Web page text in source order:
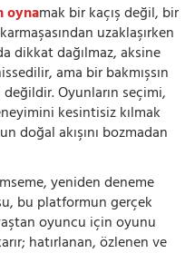
oynamak bir kaçış değil, bir
uzaklaşırken
dikkat dağılmaz, aksine
ama bir bakmışsın
Oyunların seçimi,
kesintisiz kılmak
doğal akışını bozmadan
yeniden deneme
bu platformun gerçek
oyuncu için oyunu
hatırlanan, özlenen ve